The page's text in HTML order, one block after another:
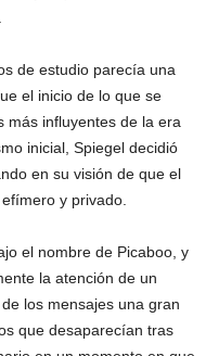
de estudio parecía una
el inicio de lo que se
más influyentes de la era
inicial, Spiegel decidió
en su visión de que el
y privado.
el nombre de Picaboo, y
la atención de un
los mensajes una gran
que desaparecían tras